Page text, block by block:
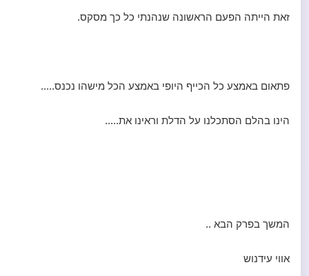
זאת הייתה הפעם הראשונה שנהנתי כל כך מסקס.
פתאום באמצע כל הכייף היופי באמצע הכל מישהו נכנס.....
הינו בהלם הסתכלנו על הדלת וראינו את.....
המשך בפרק הבא ..
אווי עידנוש